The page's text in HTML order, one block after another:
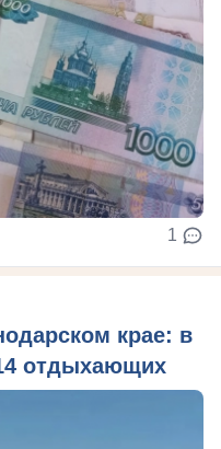
1
крае: в
отдыхающих